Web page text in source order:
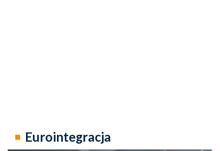
Eurointegracja